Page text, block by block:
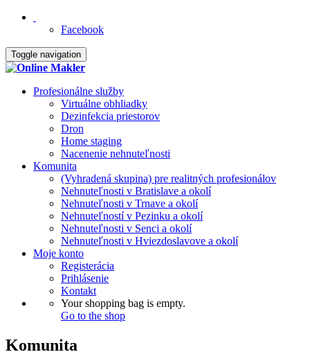
Facebook
Toggle navigation
Profesionálne služby
Virtuálne obhliadky
Dezinfekcia priestorov
Dron
Home staging
Nacenenie nehnuteľnosti
Komunita
(Vyhradená skupina) pre realitných profesionálov
Nehnuteľnosti v Bratislave a okolí
Nehnuteľnosti v Trnave a okolí
Nehnuteľností v Pezinku a okolí
Nehnuteľnosti v Senci a okolí
Nehnuteľnosti v Hviezdoslavove a okolí
Moje konto
Registerácia
Prihlásenie
Kontakt
Your shopping bag is empty.
Go to the shop
Komunita